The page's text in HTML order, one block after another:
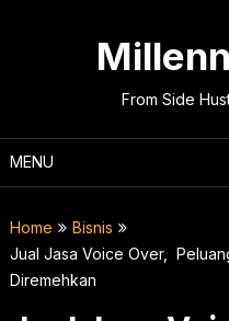
From Side
MENU
Home
Bisnis
Jual Jasa Voice Over,
Diremehkan